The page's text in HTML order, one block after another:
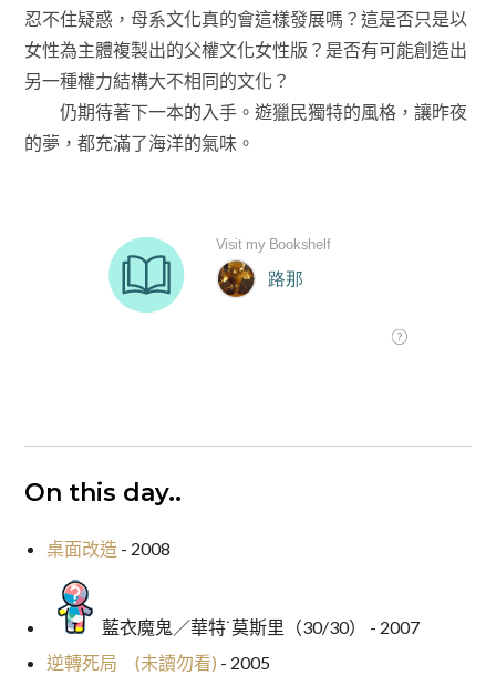
忍不住疑惑，母系文化真的會這樣發展嗎？這是否只是以
女性為主體複製出的父權文化女性版？是否有可能創造出
另一種權力結構大不相同的文化？
仍期待著下一本的入手。遊獵民獨特的風格，讓昨夜
的夢，都充滿了海洋的氣味。
On this day..
桌面改造 - 2008
藍衣魔鬼／華特˙莫斯里（30/30） - 2007
逆轉死局 (未讀勿看) - 2005